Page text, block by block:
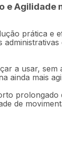
Agilidade
prática e
a usar, sem
ainda mais
prolongado
de